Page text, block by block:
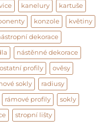
kanelury kartuše
konzole květiny
dekorace
nástěnné dekorace
ostatní profily ověsy
sokly radiusy
rámové profily sokly
stropní lišty